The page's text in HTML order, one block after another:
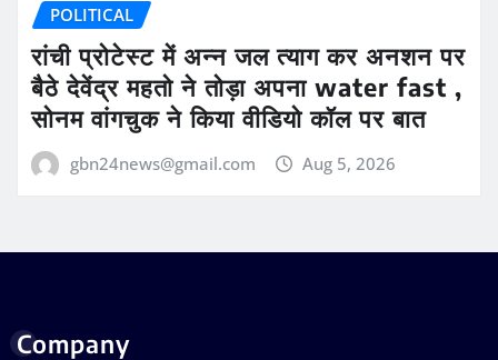
POLITICAL
रांची प्रोटेस्ट में अन्न जल त्याग कर अनशन पर
बैठे देवेंद्र महतो ने तोड़ा अपना water fast ,
सोनम वांगचुक ने किया वीडियो कॉल पर बात
gbn24news@gmail.com Aug 5, 2026
Company